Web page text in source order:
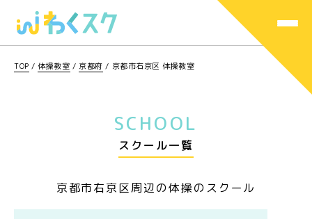
TOP /体操教室 / 京都府 / 京都市右京区 体操教室
SCHOOL
スクール一覧
京都市右京区周辺の体操のスクール